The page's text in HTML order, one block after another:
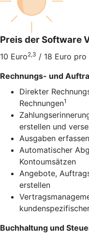
Preis der Software
10 Euro2,3 / 18 Euro pro
Rechnungs- und
Direkter
Rechnungen1
erstellen und
Ausgaben
Automatischer
Kontoumsätzen
Angebote,
erstellen
Buchhaltung und